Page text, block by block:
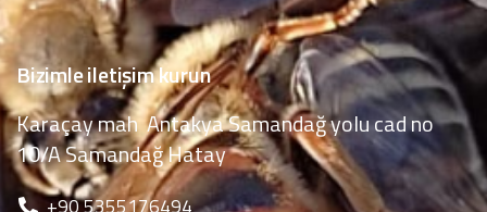
Bizimle iletişim kurun
Karaçay mah Antakya Samandağ yolu cad no
10/A Samandağ Hatay
‪+90 5355176494